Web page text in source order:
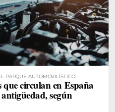
PARQUE AUTOMOVILÍSTICO
circulan en España
según